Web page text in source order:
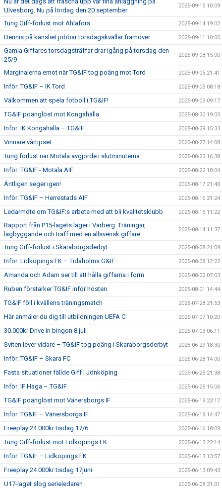
Ulvesborg. Nu på lördag den 20 september
2025-09-15 10:09
Tung Giff-förlust mot Ahlafors 2025-09-14 19:02
Dennis på kansliet jobbar torsdagskvällar framöver. 2025-09-11 10:05
Gamla Giffares torsdagsträffar drar igång på torsdag den
25/9
2025-09-08 15:00
Marginalerna emot när TG&IF tog poäng mot Tord 2025-09-05 21:41
Inför: TG&IF – IK Tord 2025-09-05 08:18
Välkommen att spela fotboll i TG&IF! 2025-09-03 09:17
TG&IF poänglöst mot Kongahälla 2025-08-30 19:05
Inför: IK Kongahälla – TG&IF 2025-08-29 15:33
Vinnare vårtipset 2025-08-27 14:08
Tung förlust när Motala avgjorde i slutminuterna 2025-08-23 16:38
Inför: TG&IF - Motala AIF 2025-08-22 18:04
Äntligen seger igen! 2025-08-17 21:40
Inför: TG&IF – Herrestads AIF 2025-08-16 21:24
Ledarmöte om TG&IF:s arbete med att bli kvalitetsklubb 2025-08-15 11:22
Rapport från P15-lagets läger i Varberg: Träningar,
lagbyggande och träff med en allsvensk giffare
2025-08-14 11:37
Tung Giff-förlust i Skaraborgsderbyt 2025-08-08 21:09
Inför: Lidköpings FK – Tidaholms G&IF 2025-08-08 12:22
Amanda och Adam ser till att hålla giffarna i form 2025-08-02 07:03
Ruben förstärker TG&IF inför hösten 2025-08-01 14:44
TG&IF föll i kvällens träningsmatch 2025-07-28 21:53
Här anmäler du dig till utbildningen UEFA C 2025-07-07 10:20
30.000kr Drive in bingon 8 juli 2025-07-03 06:11
Sviten lever vidare – TG&IF tog poäng i Skaraborgsderbyt 2025-06-29 18:30
Inför: TG&IF – Skara FC 2025-06-28 14:00
Fasta situationer fällde Giff i Jönköping 2025-06-25 21:38
Inför: IF Haga – TG&IF 2025-06-25 15:06
TG&IF poänglöst mot Vänersborgs IF 2025-06-19 23:17
Inför: TG&IF – Vänersborgs IF 2025-06-19 14:47
Freeplay 24.000kr tisdag 17/6 2025-06-16 18:09
Tung Giff-förlust mot Lidköpings FK 2025-06-13 22:14
Inför: TG&IF – Lidköpings FK 2025-06-13 13:57
Freeplay 24.000kr tisdag 17juni 2025-06-13 09:43
U17-laget slog serieledaren 2025-06-08 21:01